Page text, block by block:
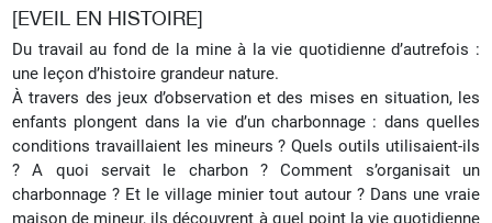
[EVEIL EN HISTOIRE]
Du travail au fond de la mine à la vie quotidienne d’autrefois :
une leçon d’histoire grandeur nature.
À travers des jeux d’observation et des mises en situation, les
enfants plongent dans la vie d’un charbonnage : dans quelles
conditions travaillaient les mineurs ? Quels outils utilisaient-ils
? A quoi servait le charbon ? Comment s’organisait un
charbonnage ? Et le village minier tout autour ? Dans une vraie
maison de mineur, ils découvrent à quel point la vie quotidienne